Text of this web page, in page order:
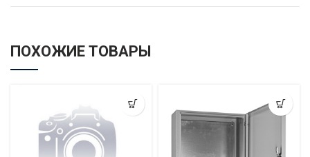
ПОХОЖИЕ ТОВАРЫ